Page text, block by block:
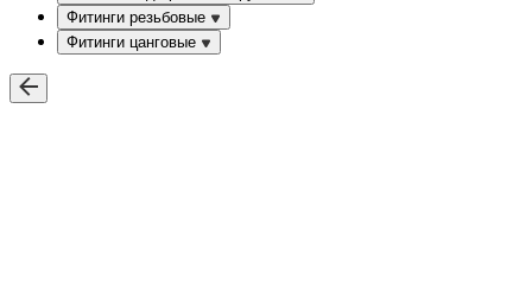
Фитинги резьбовые
Фитинги цанговые